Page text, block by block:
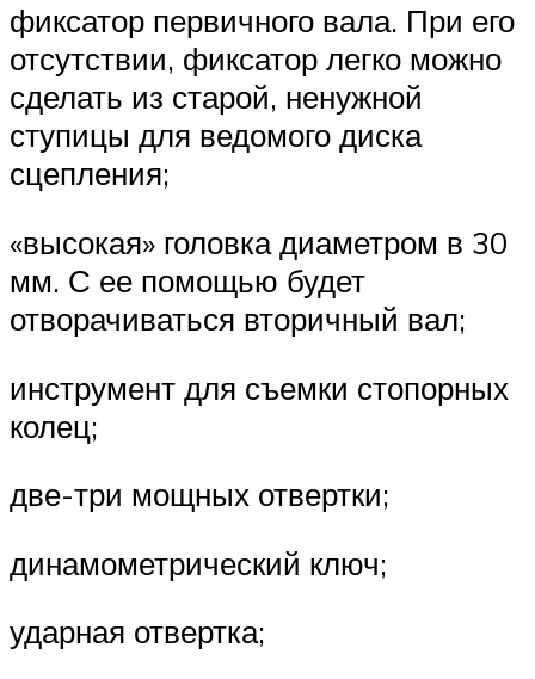
фиксатор первичного вала. При его
отсутствии, фиксатор легко можно
сделать из старой, ненужной
ступицы для ведомого диска
сцепления;
«высокая» головка диаметром в 30
мм. С ее помощью будет
отворачиваться вторичный вал;
инструмент для съемки стопорных
колец;
две-три мощных отвертки;
динамометрический ключ;
ударная отвертка;